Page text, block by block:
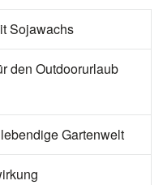
Sojawachs
den Outdoorurlaub
Gartenwelt